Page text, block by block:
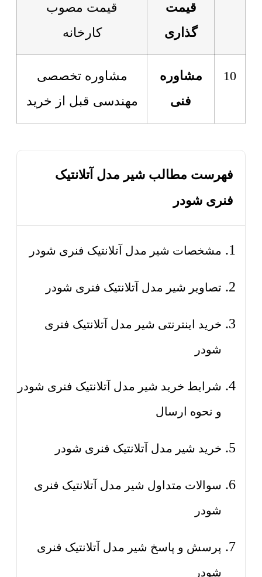
قیمت
گذاری
قیمت مصوب
کارخانه
10
مشاوره
فنی
مشاوره تخصصی
مهندسی قبل از خرید
فهرست مطالب شیر مدل آتلانتیک
فنری شودر
مشخصات شیر مدل آتلانتیک فنری شودر
تصاویر شیر مدل آتلانتیک فنری شودر
خرید اینترنتی شیر مدل آتلانتیک فنری
شودر
شرایط خرید شیر مدل آتلانتیک فنری شودر
و نحوه ارسال
خرید شیر مدل آتلانتیک فنری شودر
سوالات متداول شیر مدل آتلانتیک فنری
شودر
پرسش و پاسخ شیر مدل آتلانتیک فنری
شودر